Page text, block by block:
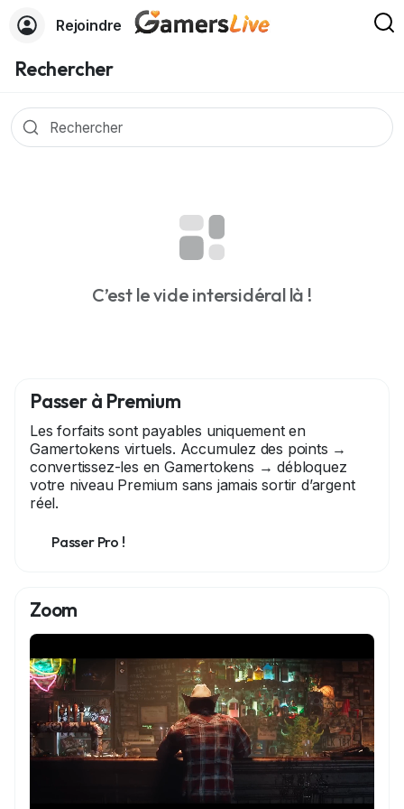
Rejoindre
Rechercher
C’est le vide intersidéral là !
Passer à Premium
Les forfaits sont payables uniquement en
Gamertokens virtuels. Accumulez des points →
convertissez-les en Gamertokens → débloquez
votre niveau Premium sans jamais sortir d’argent
réel.
Passer Pro !
Zoom